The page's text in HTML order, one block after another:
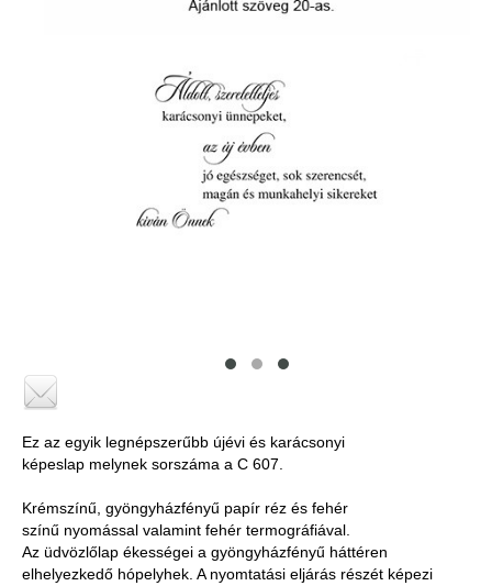
Ez az egyik legnépszerűbb újévi és karácsonyi
képeslap melynek sorszáma a C 607.
Krémszínű, gyöngyházfényű papír réz és fehér
színű nyomással valamint fehér termográfiával.
Az üdvözlőlap ékességei a gyöngyházfényű háttéren
elhelyezkedő hópelyhek. A nyomtatási eljárás részét képezi